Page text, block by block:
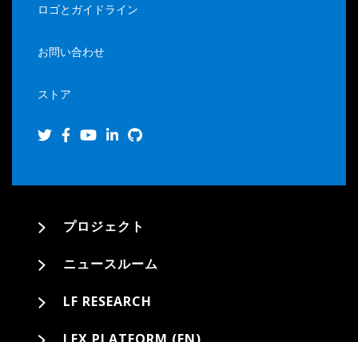
ロゴとガイドライン
お問い合わせ
ストア
プロジェクト
ニュースルーム
LF RESEARCH